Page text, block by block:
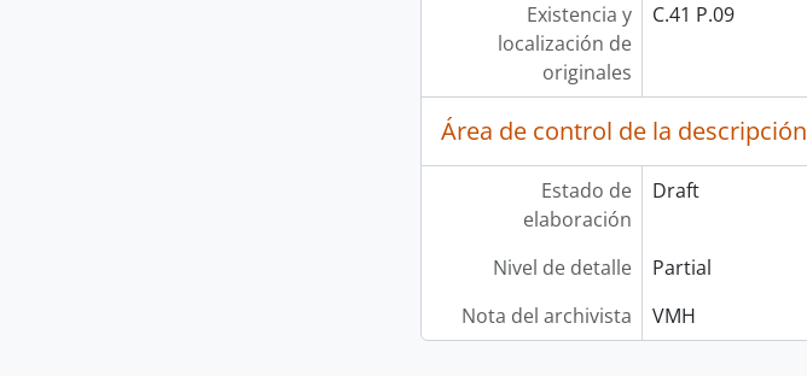
Existencia y
localización de
originales
C.41 P.09
Área de control de la descripción
Estado de
elaboración
Draft
Nivel de detalle
Partial
Nota del archivista
VMH